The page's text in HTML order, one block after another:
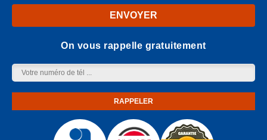
On vous rappelle gratuitement